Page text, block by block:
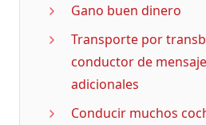
Gano buen dinero
Transporte por
conductor de
adicionales
Conducir muchos